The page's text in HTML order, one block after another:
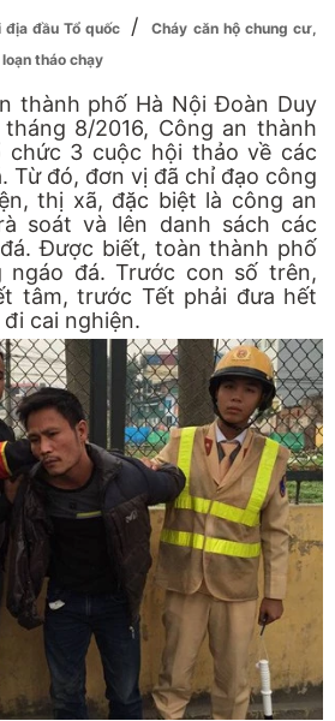
đầu Tổ quốc /
Cháy căn hộ chung cư,
tháo chạy
thành phố Hà Nội Đoàn Duy
8/2016, Công an thành
chức 3 cuộc hội thảo về các
Từ đó, đơn vị đã chỉ đạo công
thị xã, đặc biệt là công an
soát và lên danh sách các
Được biết, toàn thành phố
ngáo đá. Trước con số trên,
tâm, trước Tết phải đưa hết
cai nghiện.